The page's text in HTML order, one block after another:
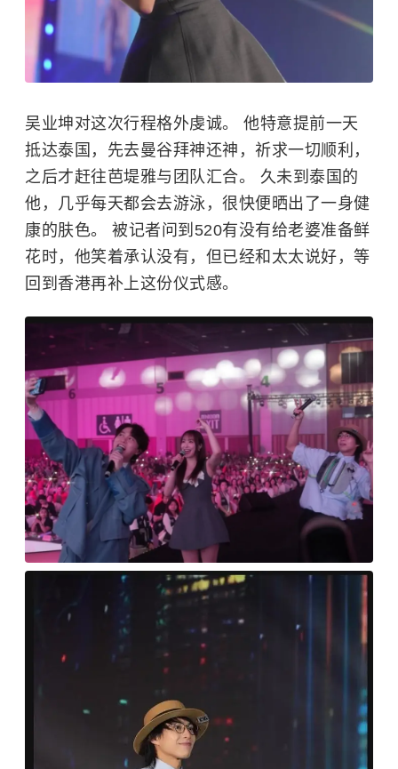
吴业坤对这次行程格外虔诚。 他特意提前一天
抵达泰国，先去曼谷拜神还神，祈求一切顺利，
之后才赶往芭堤雅与团队汇合。 久未到泰国的
他，几乎每天都会去游泳，很快便晒出了一身健
康的肤色。 被记者问到520有没有给老婆准备鲜
花时，他笑着承认没有，但已经和太太说好，等
回到香港再补上这份仪式感。